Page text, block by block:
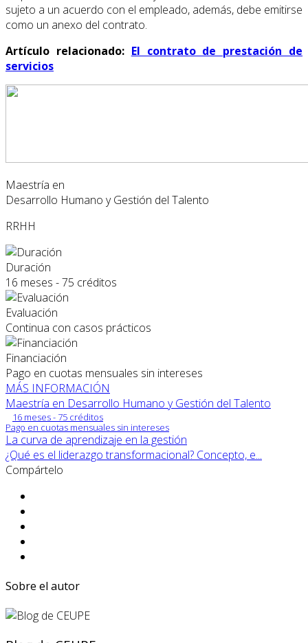
sujeto a un acuerdo con el empleado, además, debe emitirse
como un anexo del contrato.
Artículo relacionado: El contrato de prestación de
servicios
Maestría en
Desarrollo Humano y Gestión del Talento
RRHH
Duración
16 meses - 75 créditos
Evaluación
Continua con casos prácticos
Financiación
Pago en cuotas mensuales sin intereses
MÁS INFORMACIÓN
Maestría en Desarrollo Humano y Gestión del Talento
16 meses - 75 créditos
Pago en cuotas mensuales sin intereses
La curva de aprendizaje en la gestión
¿Qué es el liderazgo transformacional? Concepto, e...
Compártelo
Sobre el autor